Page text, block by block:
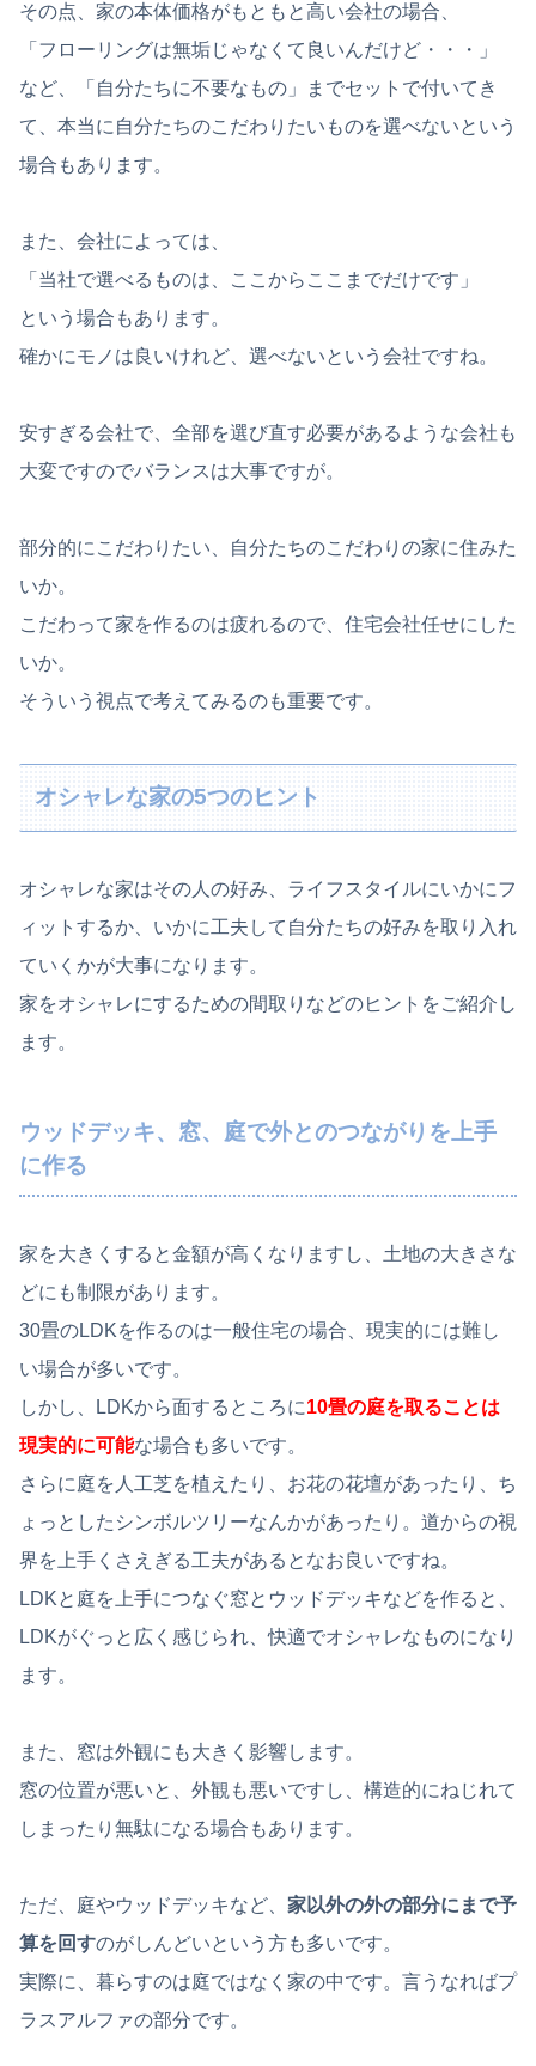
その点、家の本体価格がもともと高い会社の場合、
「フローリングは無垢じゃなくて良いんだけど・・・」
など、「自分たちに不要なもの」までセットで付いてき
て、本当に自分たちのこだわりたいものを選べないという
場合もあります。
また、会社によっては、
「当社で選べるものは、ここからここまでだけです」
という場合もあります。
確かにモノは良いけれど、選べないという会社ですね。
安すぎる会社で、全部を選び直す必要があるような会社も
大変ですのでバランスは大事ですが。
部分的にこだわりたい、自分たちのこだわりの家に住みた
いか。
こだわって家を作るのは疲れるので、住宅会社任せにした
いか。
そういう視点で考えてみるのも重要です。
オシャレな家の5つのヒント
オシャレな家はその人の好み、ライフスタイルにいかにフ
ィットするか、いかに工夫して自分たちの好みを取り入れ
ていくかが大事になります。
家をオシャレにするための間取りなどのヒントをご紹介し
ます。
ウッドデッキ、窓、庭で外とのつながりを上手
に作る
家を大きくすると金額が高くなりますし、土地の大きさな
どにも制限があります。
30畳のLDKを作るのは一般住宅の場合、現実的には難し
い場合が多いです。
しかし、LDKから面するところに10畳の庭を取ることは
現実的に可能な場合も多いです。
さらに庭を人工芝を植えたり、お花の花壇があったり、ち
ょっとしたシンボルツリーなんかがあったり。道からの視
界を上手くさえぎる工夫があるとなお良いですね。
LDKと庭を上手につなぐ窓とウッドデッキなどを作ると、
LDKがぐっと広く感じられ、快適でオシャレなものになり
ます。
また、窓は外観にも大きく影響します。
窓の位置が悪いと、外観も悪いですし、構造的にねじれて
しまったり無駄になる場合もあります。
ただ、庭やウッドデッキなど、 家以外の外の部分にまで予
算を回すのがしんどいという方も多いです。
実際に、暮らすのは庭ではなく家の中です。言うなればプ
ラスアルファの部分です。